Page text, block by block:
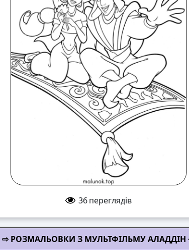
36 переглядів
⇨ РОЗМАЛЬОВКИ З МУЛЬТФІЛЬМУ АЛАДДІН